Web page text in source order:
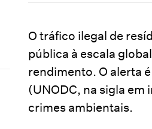
O tráfico ilegal de
pública à escala
rendimento. O alerta
(UNODC, na sigla
crimes ambientais.